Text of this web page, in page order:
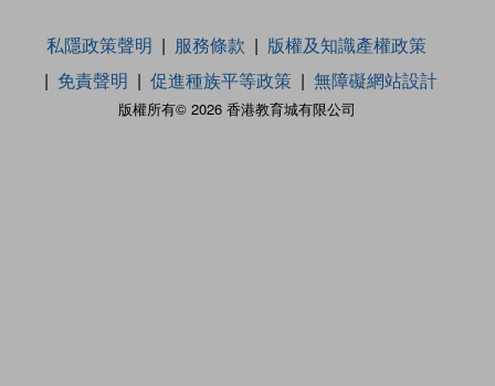
版權所有© 2026 香港教育城有限公司
私隱政策聲明 服務條款
版權及知識產權政策
免責聲明
促進種族平等政策 無障礙網站設計